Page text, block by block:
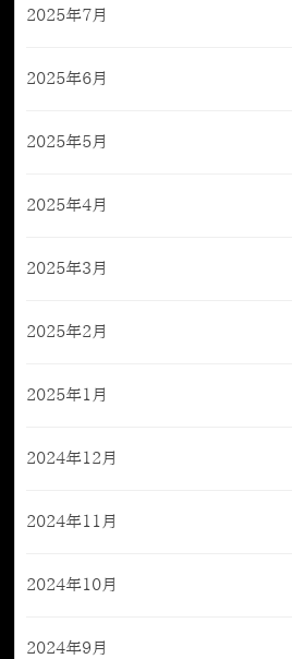
2025年7月
2025年6月
2025年5月
2025年4月
2025年3月
2025年2月
2025年1月
2024年12月
2024年11月
2024年10月
2024年9月